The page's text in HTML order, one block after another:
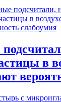
в